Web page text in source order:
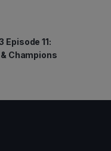
Episode 11:
Champions